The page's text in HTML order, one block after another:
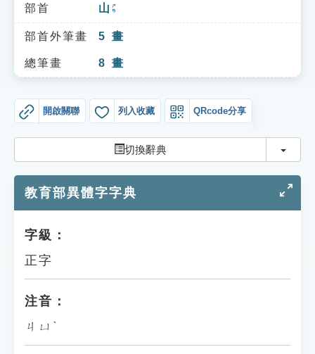
索引選單
知識索引
單字索引
貓頭鷹博士
部首 山 ㄕㄢ
部首外筆畫 5 畫
總筆畫 8 畫
開啟關聯 列入收藏 QRcode分享
切換辭典 切換
教育部異體字字典
字級：
正字
注音：
ㄐㄩˋ